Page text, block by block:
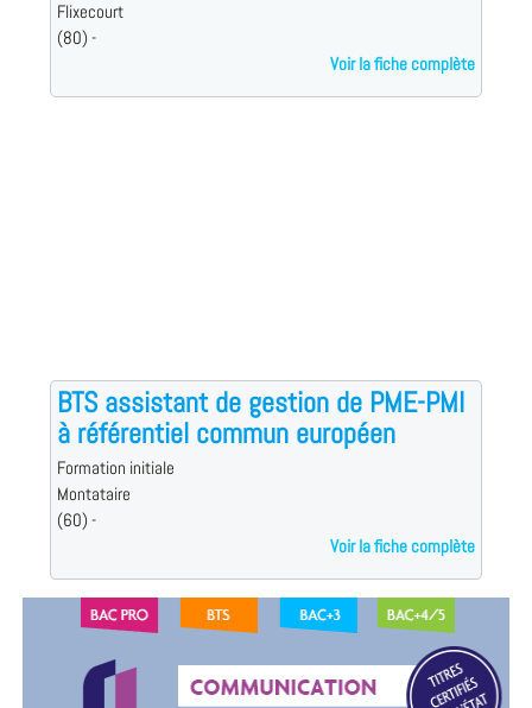
Flixecourt
(80) -
Voir la fiche complète
BTS assistant de gestion de PME-PMI
à référentiel commun européen
Formation initiale
Montataire
(60) -
Voir la fiche complète